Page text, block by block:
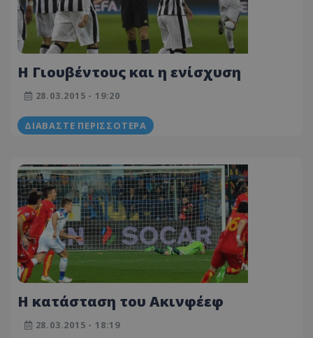
H Γιουβέντους και η ενίσχυση
28.03.2015 - 19:20
ΔΙΑΒΆΣΤΕ ΠΕΡΙΣΣΌΤΕΡΑ
H κατάσταση του Ακινφέεφ
28.03.2015 - 18:19